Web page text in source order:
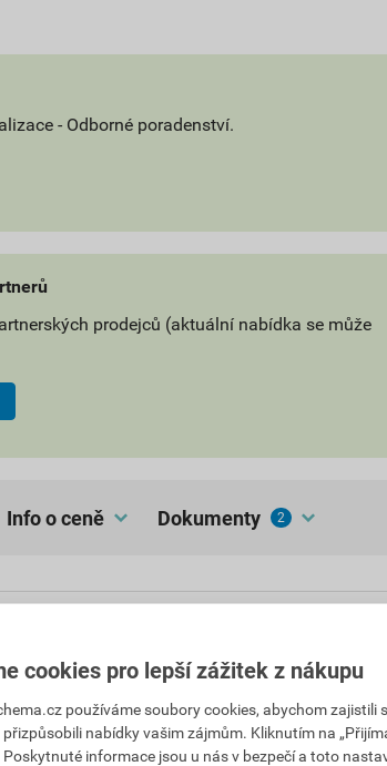
- Odborné poradenství.
prodejců (aktuální nabídka se může
Info o ceně dokumenty 2
nátěrových hmot (např. PX200) a
Aplikuje se štětcem nebo válečkem. Ředidlo
např. štětců použitých při aplikaci.
cookies pro lepší zážitek z nákupu
používáme soubory cookies, abychom zajistili
přizpůsobili nabídky vašim zájmům. Kliknutím na
informace jsou u nás v bezpečí a toto